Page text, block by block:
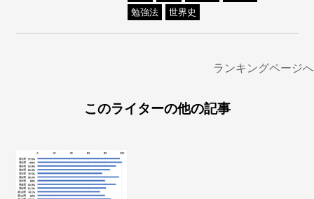
勉強法
世界史
ランキングページへ
このライターの他の記事